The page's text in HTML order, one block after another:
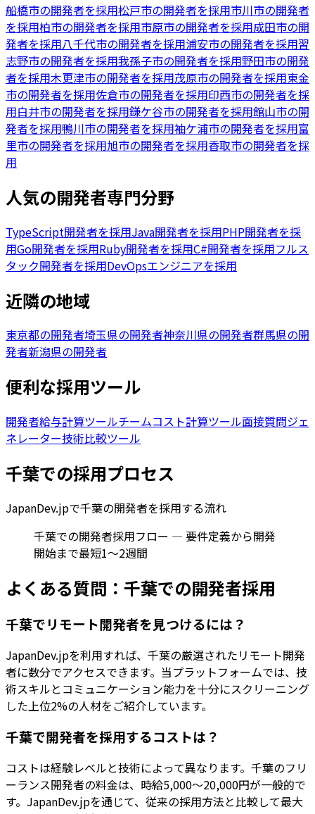
船橋市の開発者を採用松戸市の開発者を採用市川市の開発者
を採用柏市の開発者を採用市原市の開発者を採用成田市の開
発者を採用八千代市の開発者を採用浦安市の開発者を採用習
志野市の開発者を採用我孫子市の開発者を採用野田市の開発
者を採用木更津市の開発者を採用茂原市の開発者を採用東金
市の開発者を採用佐倉市の開発者を採用印西市の開発者を採
用白井市の開発者を採用鎌ケ谷市の開発者を採用館山市の開
発者を採用鴨川市の開発者を採用袖ケ浦市の開発者を採用富
里市の開発者を採用旭市の開発者を採用香取市の開発者を採
用
人気の開発者専門分野
TypeScript開発者を採用Java開発者を採用PHP開発者を採
用Go開発者を採用Ruby開発者を採用C#開発者を採用フルス
タック開発者を採用DevOpsエンジニアを採用
近隣の地域
東京都の開発者埼玉県の開発者神奈川県の開発者群馬県の開
発者新潟県の開発者
便利な採用ツール
開発者給与計算ツールチームコスト計算ツール面接質問ジェ
ネレーター技術比較ツール
千葉での採用プロセス
JapanDev.jpで千葉の開発者を採用する流れ
千葉での開発者採用フロー — 要件定義から開発
開始まで最短1〜2週間
よくある質問： 千葉での開発者採用
千葉でリモート開発者を見つけるには？
JapanDev.jpを利用すれば、千葉の厳選されたリモート開発
者に数分でアクセスできます。当プラットフォームでは、技
術スキルとコミュニケーション能力を十分にスクリーニング
した上位2%の人材をご紹介しています。
千葉で開発者を採用するコストは？
コストは経験レベルと技術によって異なります。千葉のフリ
ーランス開発者の料金は、時給5,000〜20,000円が一般的で
す。JapanDev.jpを通じて、従来の採用方法と比較して最大